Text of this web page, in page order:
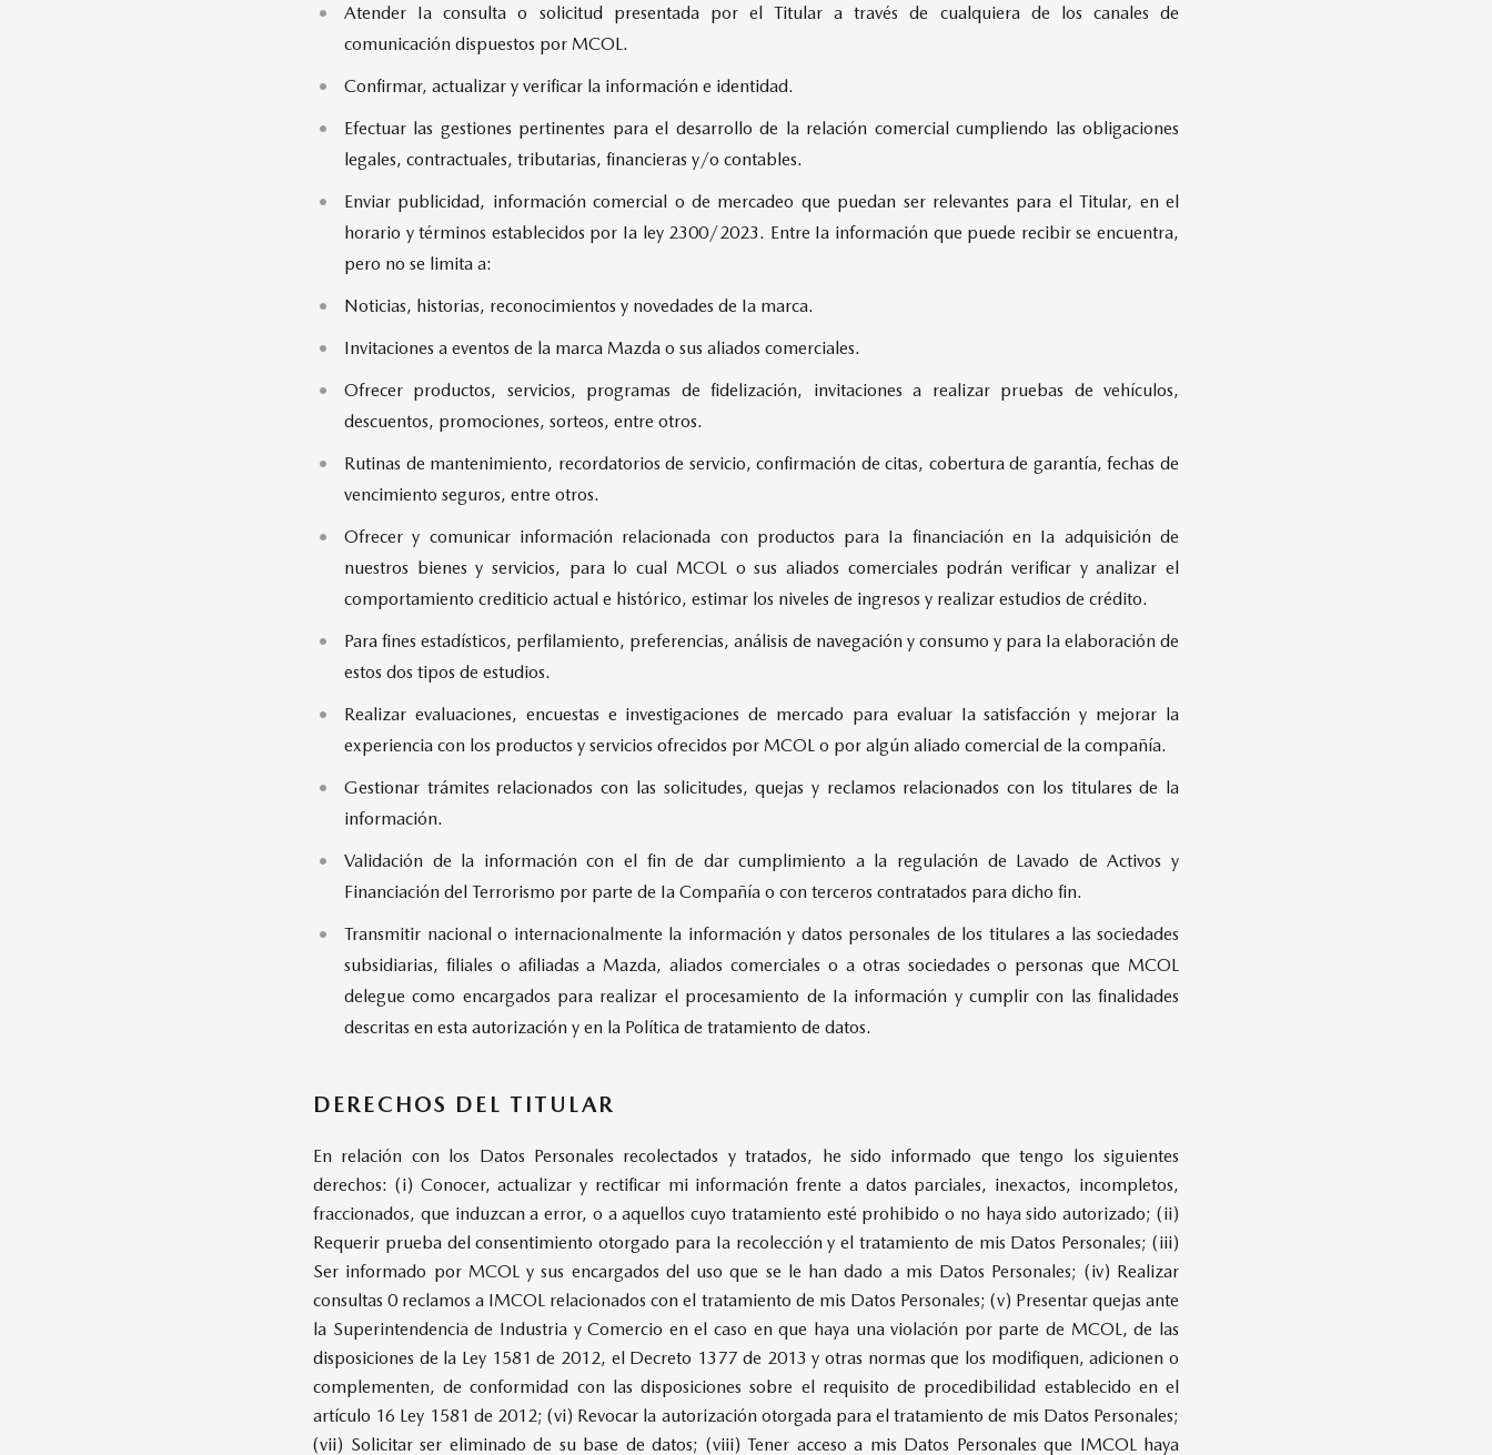
Atender Ia consulta o solicitud presentada por el Titular a través de cualquiera de los canales de
comunicación dispuestos por MCOL.
Confirmar, actualizar y verificar la información e identidad.
Efectuar las gestiones pertinentes para el desarrollo de la relación comercial cumpliendo las obligaciones
legales, contractuales, tributarias, financieras y/o contables.
Enviar publicidad, información comercial o de mercadeo que puedan ser relevantes para el Titular, en el
horario y términos establecidos por Ia ley 2300/2023. Entre Ia información que puede recibir se encuentra,
pero no se limita a:
Noticias, historias, reconocimientos y novedades de Ia marca.
Invitaciones a eventos de la marca Mazda o sus aliados comerciales.
Ofrecer productos, servicios, programas de fidelización, invitaciones a realizar pruebas de vehículos,
descuentos, promociones, sorteos, entre otros.
Rutinas de mantenimiento, recordatorios de servicio, confirmación de citas, cobertura de garantía, fechas de
vencimiento seguros, entre otros.
Ofrecer y comunicar información relacionada con productos para Ia financiación en Ia adquisición de
nuestros bienes y servicios, para lo cual MCOL o sus aliados comerciales podrán verificar y analizar el
comportamiento crediticio actual e histórico, estimar los niveles de ingresos y realizar estudios de crédito.
Para fines estadísticos, perfilamiento, preferencias, análisis de navegación y consumo y para Ia elaboración de
estos dos tipos de estudios.
Realizar evaluaciones, encuestas e investigaciones de mercado para evaluar Ia satisfacción y mejorar la
experiencia con los productos y servicios ofrecidos por MCOL o por algún aliado comercial de la compañía.
Gestionar trámites relacionados con las solicitudes, quejas y reclamos relacionados con los titulares de la
información.
Validación de la información con el fin de dar cumplimiento a la regulación de Lavado de Activos y
Financiación del Terrorismo por parte de Ia Compañía o con terceros contratados para dicho fin.
Transmitir nacional o internacionalmente la información y datos personales de los titulares a las sociedades
subsidiarias, filiales o afiliadas a Mazda, aliados comerciales o a otras sociedades o personas que MCOL
delegue como encargados para realizar el procesamiento de Ia información y cumplir con las finalidades
descritas en esta autorización y en la Política de tratamiento de datos.
DERECHOS DEL TITULAR
En relación con los Datos Personales recolectados y tratados, he sido informado que tengo los siguientes
derechos: (i) Conocer, actualizar y rectificar mi información frente a datos parciales, inexactos, incompletos,
fraccionados, que induzcan a error, o a aquellos cuyo tratamiento esté prohibido o no haya sido autorizado; (ii)
Requerir prueba del consentimiento otorgado para Ia recolección y el tratamiento de mis Datos Personales; (iii)
Ser informado por MCOL y sus encargados del uso que se le han dado a mis Datos Personales; (iv) Realizar
consultas 0 reclamos a IMCOL relacionados con el tratamiento de mis Datos Personales; (v) Presentar quejas ante
la Superintendencia de Industria y Comercio en el caso en que haya una violación por parte de MCOL, de las
disposiciones de la Ley 1581 de 2012, el Decreto 1377 de 2013 y otras normas que los modifiquen, adicionen o
complementen, de conformidad con las disposiciones sobre el requisito de procedibilidad establecido en el
artículo 16 Ley 1581 de 2012; (vi) Revocar la autorización otorgada para el tratamiento de mis Datos Personales;
(vii) Solicitar ser eliminado de su base de datos; (viii) Tener acceso a mis Datos Personales que IMCOL haya